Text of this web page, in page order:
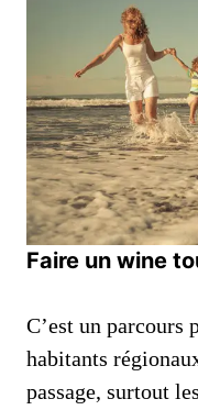
Faire un wine
C’est un parcours
habitants
passage, surtout les